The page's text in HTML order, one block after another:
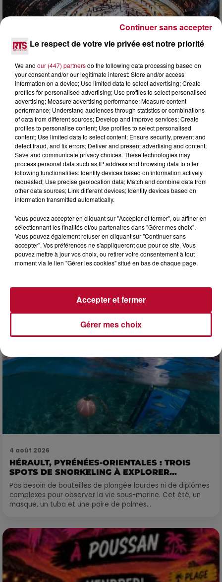
6 août 2026
NÎMES : « LE RÊVE DU GLADIATEUR » INVESTIT
LES ARÈNES CES 3...
Après un franc succès l'été dernier, le spectacle « Le Rêve
du gladiateur » revient illuminer l'amphithéâtre romain les 6,
7 et 8 août. Une fresque nocturne...
4 août 2026
HÉRAULT, PYRÉNÉES-ORIENTALES : TROIS
SPOTS DE SNORKELING À EXPLORER...
Pas besoin de bouteilles de plongée lourdes ni de diplômes
complexes pour observer la vie sous-marine. Cet été, un
masque, un tuba et une paire de palmes...
Le respect de votre vie privée est notre priorité
We and our (447) partnersdo the following data processing based on
your consent and/or our legitimate interest: Store and/or access
information on a device; Use limited data to select advertising; Create
profiles for personalised advertising; Use profiles to select personalised
advertising; Measure advertising performance; Measure content
performance; Understand audiences through statistics or combinations
of data from different sources; Develop and improve services; Create
profiles to personalise content; Use profiles to select personalised
content; Use limited data to select content; Ensure security, prevent and
detect fraud, and fix errors; Deliver and present advertising and content;
Save and communicate privacy choices. These technologies may
process personal data such as IP address and browsing data to offer
following functionalities: Identify devices based on information actively
requested; Use precise geolocation data; Match and combine data from
other data sources; Link different devices; Identify devices based on
information transmitted automatically.
Vous pouvez accepter en cliquant sur "Accepter et fermer", ou affiner en
sélectionnant les finalités et/ou partenaires dans "Gérer mes choix".
Vous pouvez également refuser en cliquant sur "Continuer sans
accepter". Vos préférences ne s'appliqueront que pour ce site. Vous
pouvez mettre à jour vos choix, ou retirer votre consentement à tout
moment via le lien "Gérer les cookies" situé en bas de chaque page.
Gérer mes choix
Accepter et fermer
Continuer sans accepter